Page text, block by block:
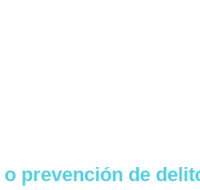
prevención de